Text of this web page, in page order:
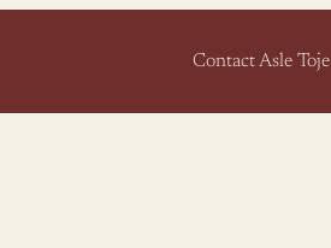
Contact Asle Toje